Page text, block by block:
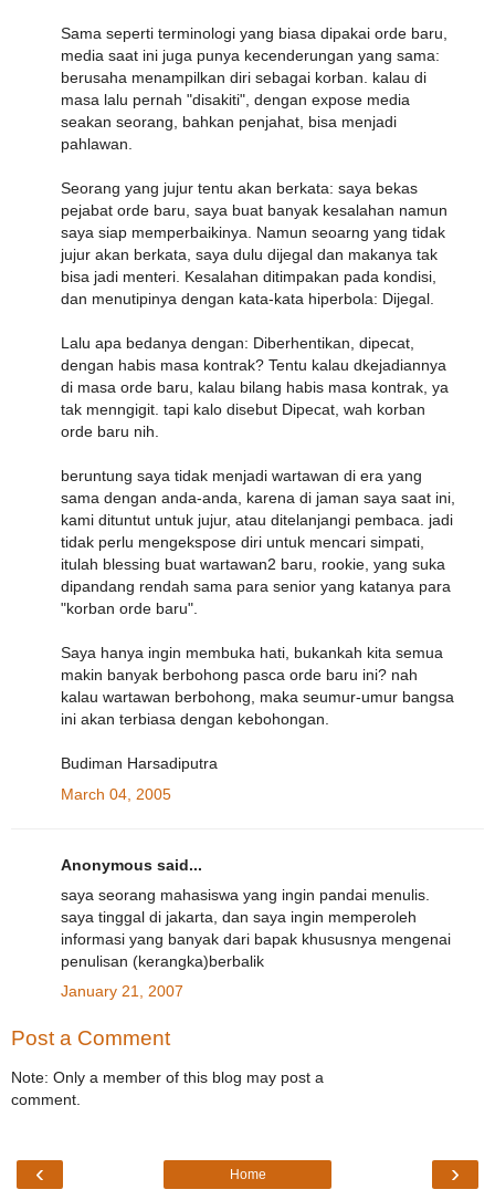
Sama seperti terminologi yang biasa dipakai orde baru,
media saat ini juga punya kecenderungan yang sama:
berusaha menampilkan diri sebagai korban. kalau di
masa lalu pernah "disakiti", dengan expose media
seakan seorang, bahkan penjahat, bisa menjadi
pahlawan.
Seorang yang jujur tentu akan berkata: saya bekas
pejabat orde baru, saya buat banyak kesalahan namun
saya siap memperbaikinya. Namun seoarng yang tidak
jujur akan berkata, saya dulu dijegal dan makanya tak
bisa jadi menteri. Kesalahan ditimpakan pada kondisi,
dan menutipinya dengan kata-kata hiperbola: Dijegal.
Lalu apa bedanya dengan: Diberhentikan, dipecat,
dengan habis masa kontrak? Tentu kalau dkejadiannya
di masa orde baru, kalau bilang habis masa kontrak, ya
tak menngigit. tapi kalo disebut Dipecat, wah korban
orde baru nih.
beruntung saya tidak menjadi wartawan di era yang
sama dengan anda-anda, karena di jaman saya saat ini,
kami dituntut untuk jujur, atau ditelanjangi pembaca. jadi
tidak perlu mengekspose diri untuk mencari simpati,
itulah blessing buat wartawan2 baru, rookie, yang suka
dipandang rendah sama para senior yang katanya para
"korban orde baru".
Saya hanya ingin membuka hati, bukankah kita semua
makin banyak berbohong pasca orde baru ini? nah
kalau wartawan berbohong, maka seumur-umur bangsa
ini akan terbiasa dengan kebohongan.
Budiman Harsadiputra
March 04, 2005
Anonymous said...
saya seorang mahasiswa yang ingin pandai menulis.
saya tinggal di jakarta, dan saya ingin memperoleh
informasi yang banyak dari bapak khususnya mengenai
penulisan (kerangka)berbalik
January 21, 2007
Post a Comment
Note: Only a member of this blog may post a
comment.
‹ ›
Home